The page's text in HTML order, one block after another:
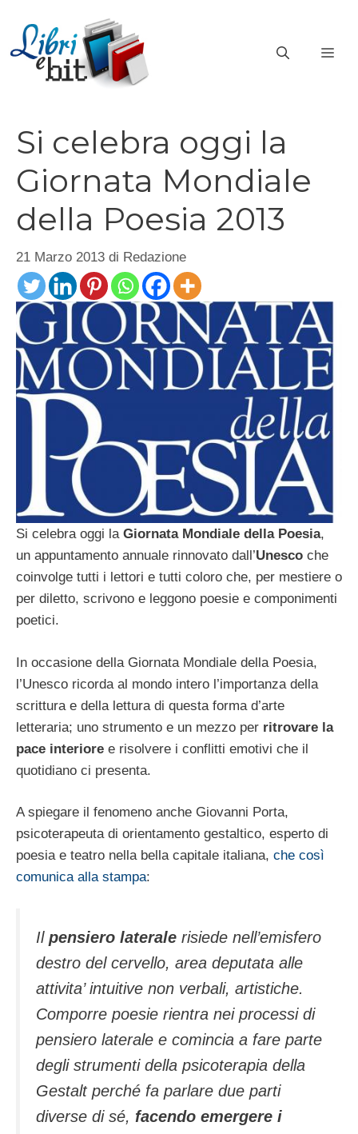
contenuto
Si celebra oggi la
Giornata Mondiale
della Poesia 2013
21 Marzo 2013 di Redazione
Si celebra oggi la Giornata Mondiale della Poesia,
un appuntamento annuale rinnovato dall’Unesco che
coinvolge tutti i lettori e tutti coloro che, per mestiere o
per diletto, scrivono e leggono poesie e componimenti
poetici.
In occasione della Giornata Mondiale della Poesia,
l’Unesco ricorda al mondo intero l’importanza della
scrittura e della lettura di questa forma d’arte
letteraria; uno strumento e un mezzo per ritrovare la
pace interiore e risolvere i conflitti emotivi che il
quotidiano ci presenta.
A spiegare il fenomeno anche Giovanni Porta,
psicoterapeuta di orientamento gestaltico, esperto di
poesia e teatro nella bella capitale italiana, che così
comunica alla stampa:
Il pensiero laterale risiede nell’emisfero
destro del cervello, area deputata alle
attivita’ intuitive non verbali, artistiche.
Comporre poesie rientra nei processi di
pensiero laterale e comincia a fare parte
degli strumenti della psicoterapia della
Gestalt perché fa parlare due parti
diverse di sé, facendo emergere i